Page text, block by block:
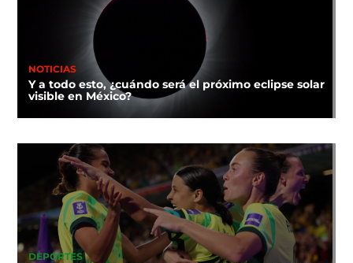
NOTICIAS
Y a todo esto, ¿cuándo será el próximo eclipse solar
visible en México?
DEPORTES